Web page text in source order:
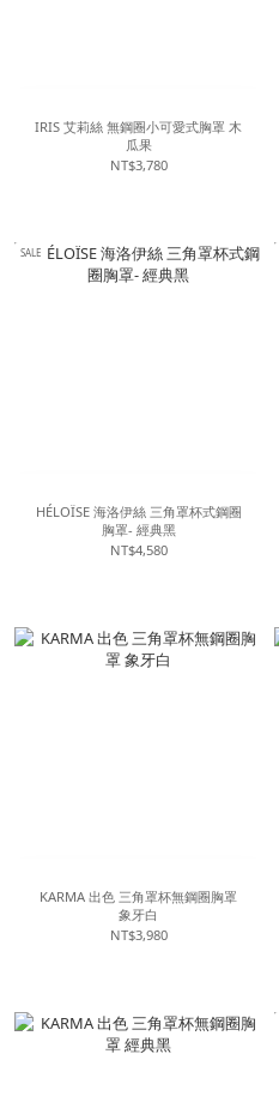
IRIS 艾莉絲 無鋼圈小可愛式胸罩 木
瓜果
NT$3,780
SALE
HÉLOÏSE 海洛伊絲 三角罩杯式鋼圈
胸罩- 經典黑
NT$4,580
KARMA 出色 三角罩杯無鋼圈胸罩
象牙白
NT$3,980